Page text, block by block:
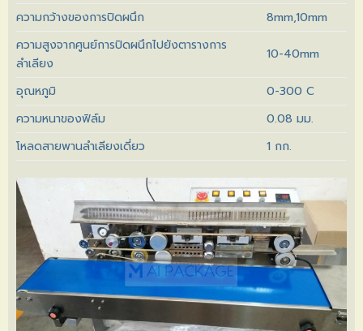
ความกว้างของการปิดผนึก
8mm,10mm
ความสูงจากศูนย์การปิดผนึกไปยังตารางการ
ลำเลียง
10-40mm
อุณหภูมิ
0-300 C
ความหนาของฟิล์ม
0.08 มม.
โหลดสายพานลำเลียงเดี่ยว
1 กก.